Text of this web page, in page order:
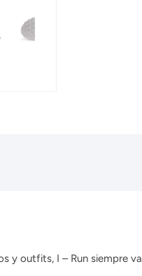
y outfits, I – Run siempre